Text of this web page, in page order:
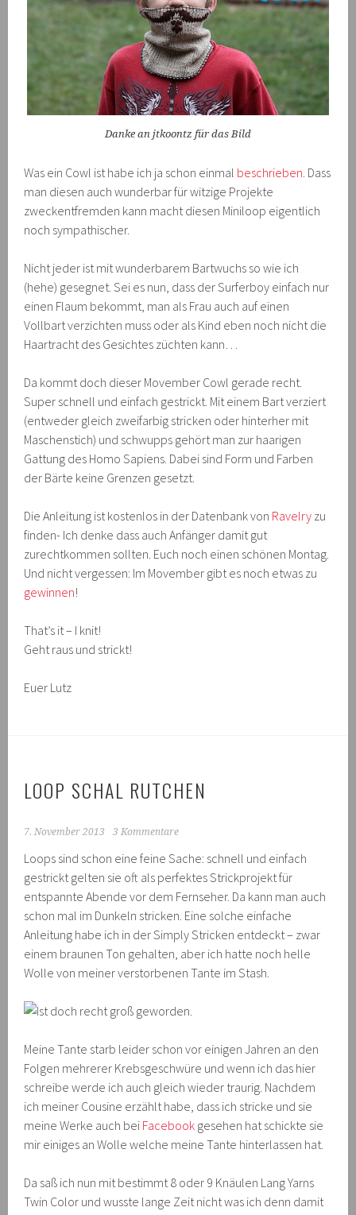
Danke an jtkoontz für das Bild
Was ein Cowl ist habe ich ja schon einmal beschrieben . Dass
man diesen auch wunderbar für witzige Projekte
zweckentfremden kann macht diesen Miniloop eigentlich
noch sympathischer.
Nicht jeder ist mit wunderbarem Bartwuchs so wie ich
(hehe) gesegnet. Sei es nun, dass der Surferboy einfach nur
einen Flaum bekommt, man als Frau auch auf einen
Vollbart verzichten muss oder als Kind eben noch nicht die
Haartracht des Gesichtes züchten kann…
Da kommt doch dieser Movember Cowl gerade recht.
Super schnell und einfach gestrickt. Mit einem Bart verziert
(entweder gleich zweifarbig stricken oder hinterher mit
Maschenstich) und schwupps gehört man zur haarigen
Gattung des Homo Sapiens. Dabei sind Form und Farben
der Bärte keine Grenzen gesetzt.
Die Anleitung ist kostenlos in der Datenbank von Ravelry zu
finden- Ich denke dass auch Anfänger damit gut
zurechtkommen sollten. Euch noch einen schönen Montag.
Und nicht vergessen: Im Movember gibt es noch etwas zu
gewinnen!
That’s it – I knit!
Geht raus und strickt!
Euer Lutz
LOOP SCHAL RUTCHEN
7. November 2013 3 Kommentare
Loops sind schon eine feine Sache: schnell und einfach
gestrickt gelten sie oft als perfektes Strickprojekt für
entspannte Abende vor dem Fernseher. Da kann man auch
schon mal im Dunkeln stricken. Eine solche einfache
Anleitung habe ich in der Simply Stricken entdeckt – zwar
einem braunen Ton gehalten, aber ich hatte noch helle
Wolle von meiner verstorbenen Tante im Stash.
Meine Tante starb leider schon vor einigen Jahren an den
Folgen mehrerer Krebsgeschwüre und wenn ich das hier
schreibe werde ich auch gleich wieder traurig. Nachdem
ich meiner Cousine erzählt habe, dass ich stricke und sie
meine Werke auch bei Facebook gesehen hat schickte sie
mir einiges an Wolle welche meine Tante hinterlassen hat.
Da saß ich nun mit bestimmt 8 oder 9 Knäulen Lang Yarns
Twin Color und wusste lange Zeit nicht was ich denn damit